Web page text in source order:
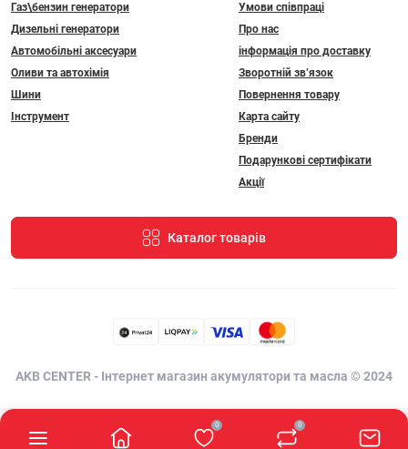
0 0
Газ\бензин генератори
Дизельні генератори
Автомобільні аксесуари
Оливи та автохімія
Шини
Інструмент
Умови співпраці
Про нас
інформація про доставку
Зворотній зв’язок
Повернення товару
Карта сайту
Бренди
Подарункові сертифікати
Акції
Каталог товарів
AKB CENTER - Інтернет магазин акумулятори та масла © 2024